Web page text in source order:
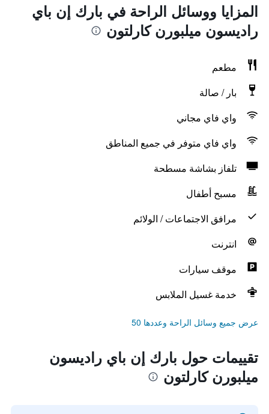
المزايا ووسائل الراحة في بارك إن باي
راديسون ميلبورن كارلتون
مطعم
بار / صالة
واي فاي مجاني
واي فاي متوفر في جميع المناطق
تلفاز بشاشة مسطحة
مسبح أطفال
مرافق الاجتماعات / الولائم
انترنت
موقف سيارات
خدمة غسيل الملابس
عرض جميع وسائل الراحة وعددها 50
تقييمات حول بارك إن باي راديسون
ميلبورن كارلتون